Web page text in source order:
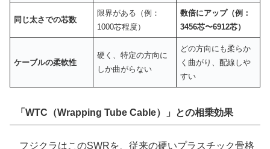
同じ太さでの芯数
限界がある（例：
1000芯程度）
数倍にアップ（例：
3456芯〜6912芯）
ケーブルの柔軟性
硬く、特定の方向に
しか曲がらない
どの方向にも柔らか
く曲がり、配線しや
すい
「WTC（Wrapping Tube Cable）」との相乗効果
フジクラはこのSWRを、従来の硬いプラスチック骨格